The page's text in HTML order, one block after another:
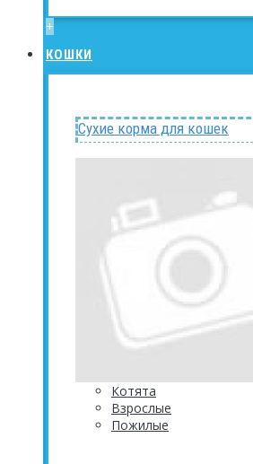
+
КОШКИ
Сухие корма для кошек
Котята
Взрослые
Пожилые